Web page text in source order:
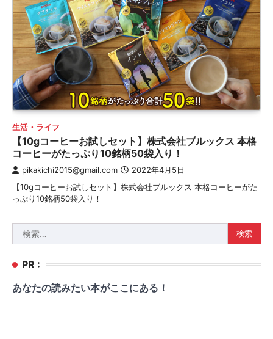
生活・ライフ
【10gコーヒーお試しセット】株式会社ブルックス 本格
コーヒーがたっぷり10銘柄50袋入り！
pikakichi2015@gmail.com 2022年4月5日
【10gコーヒーお試しセット】株式会社ブルックス 本格コーヒーがた
っぷり10銘柄50袋入り！
索:
PR :
あなたの読みたい本がここにある！